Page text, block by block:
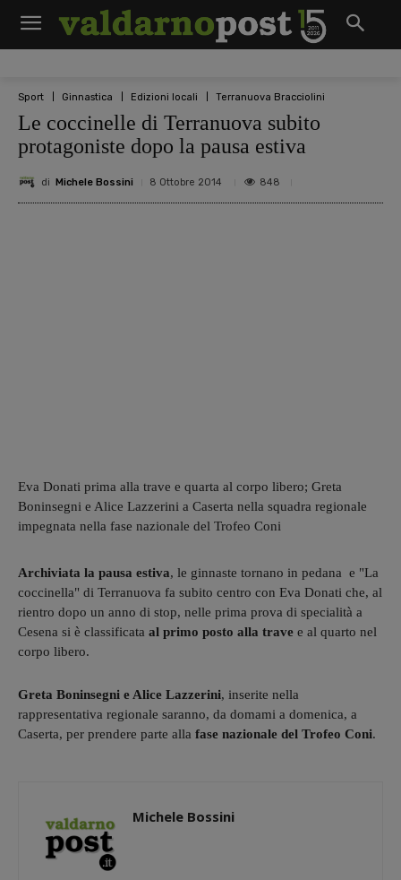
Sport Ginnastica Edizioni locali Terranuova Bracciolini
Le coccinelle di Terranuova subito
protagoniste dopo la pausa estiva
di Michele Bossini 8 Ottobre 2014 848
Eva Donati prima alla trave e quarta al corpo libero; Greta
Boninsegni e Alice Lazzerini a Caserta nella squadra regionale
impegnata nella fase nazionale del Trofeo Coni
Archiviata la pausa estiva, le ginnaste tornano in pedana e "La
coccinella" di Terranuova fa subito centro con Eva Donati che, al
rientro dopo un anno di stop, nelle prima prova di specialità a
Cesena si è classificata al primo posto alla trave e al quarto nel
corpo libero.
Greta Boninsegni e Alice Lazzerini, inserite nella
rappresentativa regionale saranno, da domami a domenica, a
Caserta, per prendere parte alla fase nazionale del Trofeo Coni.
Michele Bossini